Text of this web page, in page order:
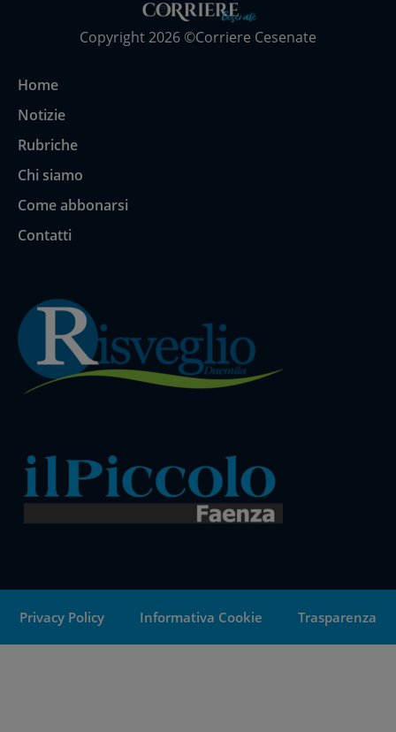
Copyright 2026 ©Corriere Cesenate
Home
Notizie
Rubriche
Chi siamo
Come abbonarsi
Contatti
Privacy Policy Informativa Cookie Trasparenza